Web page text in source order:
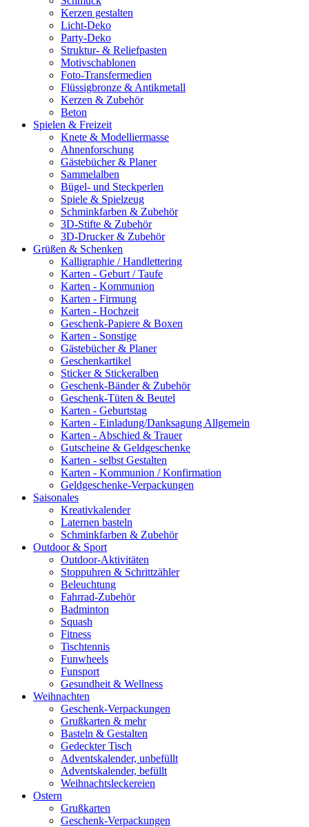
Kerzen gestalten
Licht-Deko
Party-Deko
Struktur- & Reliefpasten
Motivschablonen
Foto-Transfermedien
Flüssigbronze & Antikmetall
Kerzen & Zubehör
Beton
Spielen & Freizeit
Knete & Modelliermasse
Ahnenforschung
Gästebücher & Planer
Sammelalben
Bügel- und Steckperlen
Spiele & Spielzeug
Schminkfarben & Zubehör
3D-Stifte & Zubehör
3D-Drucker & Zubehör
Grüßen & Schenken
Kalligraphie / Handlettering
Karten - Geburt / Taufe
Karten - Kommunion
Karten - Firmung
Karten - Hochzeit
Geschenk-Papiere & Boxen
Karten - Sonstige
Gästebücher & Planer
Geschenkartikel
Sticker & Stickeralben
Geschenk-Bänder & Zubehör
Geschenk-Tüten & Beutel
Karten - Geburtstag
Karten - Einladung/Danksagung Allgemein
Karten - Abschied & Trauer
Gutscheine & Geldgeschenke
Karten - selbst Gestalten
Karten - Kommunion / Konfirmation
Geldgeschenke-Verpackungen
Saisonales
Kreativkalender
Laternen basteln
Schminkfarben & Zubehör
Outdoor & Sport
Outdoor-Aktivitäten
Stoppuhren & Schrittzähler
Beleuchtung
Fahrrad-Zubehör
Badminton
Squash
Fitness
Tischtennis
Funwheels
Funsport
Gesundheit & Wellness
Weihnachten
Geschenk-Verpackungen
Grußkarten & mehr
Basteln & Gestalten
Gedeckter Tisch
Adventskalender, unbefüllt
Adventskalender, befüllt
Weihnachtsleckereien
Ostern
Grußkarten
Geschenk-Verpackungen